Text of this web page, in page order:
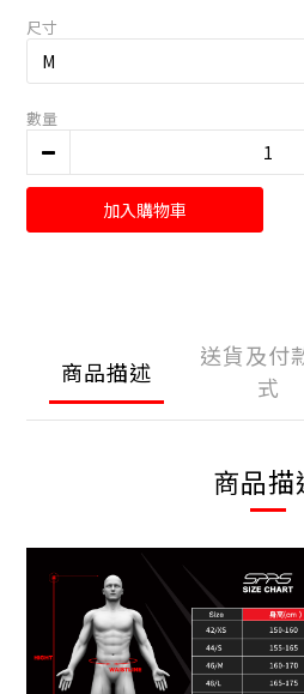
尺寸
數量
加入購物車
商品描述
送貨及付
式
商品描